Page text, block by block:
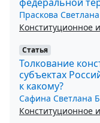
Праскова
Конституционное
Статья
Толкование
субъектах
к какому?
Сафина Светлана
Конституционное